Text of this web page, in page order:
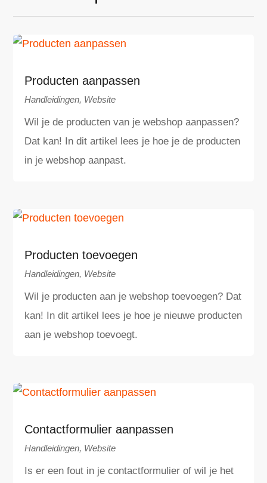
Producten aanpassen
Handleidingen, Website
Wil je de producten van je webshop aanpassen?
Dat kan! In dit artikel lees je hoe je de producten
in je webshop aanpast.
Producten toevoegen
Handleidingen, Website
Wil je producten aan je webshop toevoegen? Dat
kan! In dit artikel lees je hoe je nieuwe producten
aan je webshop toevoegt.
Contactformulier aanpassen
Handleidingen, Website
Is er een fout in je contactformulier of wil je het